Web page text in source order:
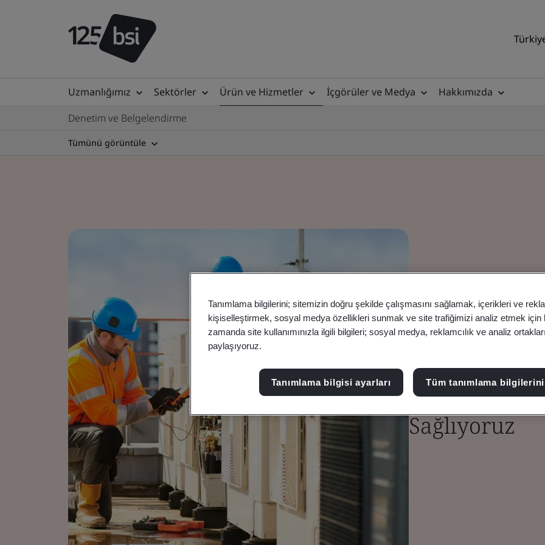
Uzmanlığımız Sektörler Ürün ve Hizmetler İçgörüler ve Medya
Hakkımızda
Denetim ve Belgelendirme
Tümünü görüntüle
Test ve
Kablolarda
Sağlıyoruz
Tanımlama bilgilerini; sitemizin doğru şekilde çalışmasını sağlamak, içerikleri ve
kişiselleştirmek, sosyal medya özellikleri sunmak ve site trafiğimizi analiz etmek için
zamanda site kullanımınızla ilgili bilgileri; sosyal medya, reklamcılık ve analiz
paylaşıyoruz.
Tanımlama bilgisi ayarları Tüm tanımlama